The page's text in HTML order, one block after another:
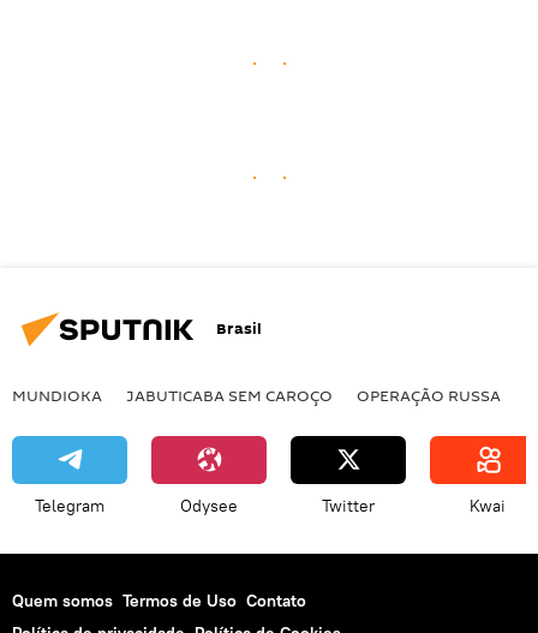
Brasil
MUNDIOKA JABUTICABA SEM CAROÇO OPERAÇÃO RUSSA
Telegram Odysee Twitter Kwai
Quem somos Termos de Uso Contato